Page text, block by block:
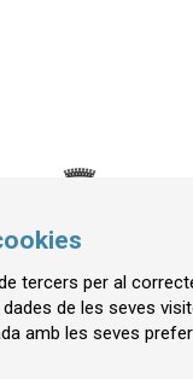
Torroella de Montgrí
tercers per al
de les seves
amb les seves